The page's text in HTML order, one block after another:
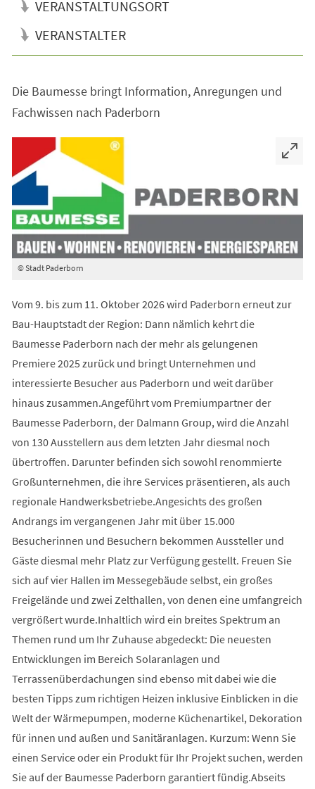
VERANSTALTUNGSORT
VERANSTALTER
Die Baumesse bringt Information, Anregungen und
Fachwissen nach Paderborn
© Stadt Paderborn
Vom 9. bis zum 11. Oktober 2026 wird Paderborn erneut zur
Bau-Hauptstadt der Region: Dann nämlich kehrt die
Baumesse Paderborn nach der mehr als gelungenen
Premiere 2025 zurück und bringt Unternehmen und
interessierte Besucher aus Paderborn und weit darüber
hinaus zusammen.Angeführt vom Premiumpartner der
Baumesse Paderborn, der Dalmann Group, wird die Anzahl
von 130 Ausstellern aus dem letzten Jahr diesmal noch
übertroffen. Darunter befinden sich sowohl renommierte
Großunternehmen, die ihre Services präsentieren, als auch
regionale Handwerksbetriebe.Angesichts des großen
Andrangs im vergangenen Jahr mit über 15.000
Besucherinnen und Besuchern bekommen Aussteller und
Gäste diesmal mehr Platz zur Verfügung gestellt. Freuen Sie
sich auf vier Hallen im Messegebäude selbst, ein großes
Freigelände und zwei Zelthallen, von denen eine umfangreich
vergrößert wurde.Inhaltlich wird ein breites Spektrum an
Themen rund um Ihr Zuhause abgedeckt: Die neuesten
Entwicklungen im Bereich Solaranlagen und
Terrassenüberdachungen sind ebenso mit dabei wie die
besten Tipps zum richtigen Heizen inklusive Einblicken in die
Welt der Wärmepumpen, moderne Küchenartikel, Dekoration
für innen und außen und Sanitäranlagen. Kurzum: Wenn Sie
einen Service oder ein Produkt für Ihr Projekt suchen, werden
Sie auf der Baumesse Paderborn garantiert fündig.Abseits